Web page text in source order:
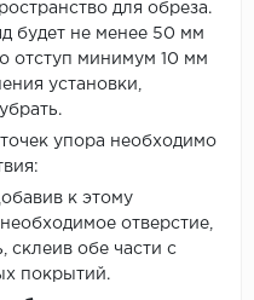
для обреза.
будет не менее 50 мм
отступ минимум 10 мм
установки,
упора необходимо
к этому
отверстие,
склеив обе части с
покрытий.